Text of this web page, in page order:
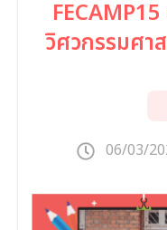
วิศวกรรมศา
06/03/